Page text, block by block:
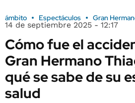
ámbito Espectáculos Gran
14 de septiembre 2025 - 12:17
Cómo fue el
Gran Hermano
qué se sabe de su
salud